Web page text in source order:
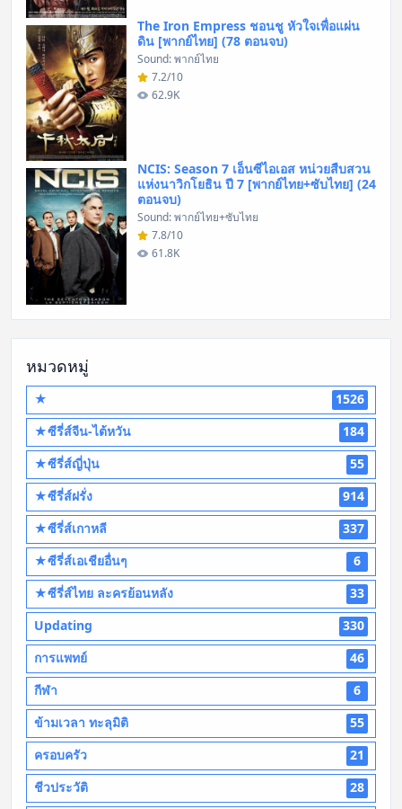
The Iron Empress ชอนชู หัวใจเพื่อแผ่น
ดิน [พากย์ไทย] (78 ตอนจบ)
Sound: พากย์ไทย
7.2/10
62.9K
NCIS: Season 7 เอ็นซีไอเอส หน่วยสืบสวน
แห่งนาวิกโยธิน ปี 7 [พากย์ไทย+ซับไทย] (24
ตอนจบ)
Sound: พากย์ไทย+ซับไทย
7.8/10
61.8K
หมวดหมู่
★
1526
★ซีรี่ส์จีน-ไต้หวัน
184
★ซีรี่ส์ญี่ปุ่น
55
★ซีรี่ส์ฝรั่ง
914
★ซีรี่ส์เกาหลี
337
★ซีรี่ส์เอเชียอื่นๆ
6
★ซีรี่ส์ไทย ละครย้อนหลัง
33
Updating
330
การแพทย์
46
กีฬา
6
ข้ามเวลา ทะลุมิติ
55
ครอบครัว
21
ชีวประวัติ
28